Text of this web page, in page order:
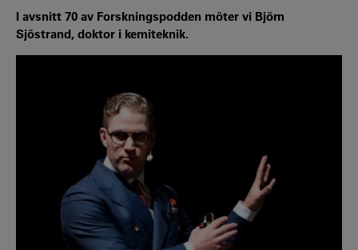
I avsnitt 70 av Forskningspodden möter vi Björn
Sjöstrand, doktor i kemiteknik.